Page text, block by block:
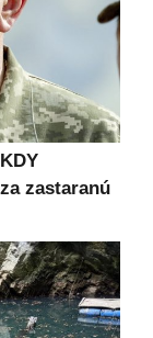
zastaranú